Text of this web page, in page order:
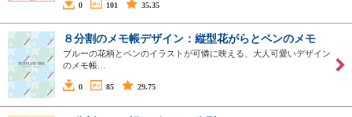
0 101 35.35
８分割のメモ帳デザイン：縦型花がらとペンのメモ
ブルーの花柄とペンのイラストが可憐に映える、大人可愛いデザイン
のメモ帳…
0 85 29.75